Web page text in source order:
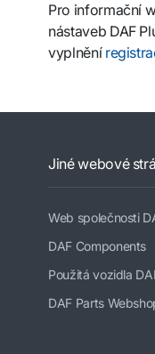
Pro informační
nástaveb DAF
vyplnění
Jiné webové
Web společnosti
DAF Components
Použitá vozidla
DAF Parts